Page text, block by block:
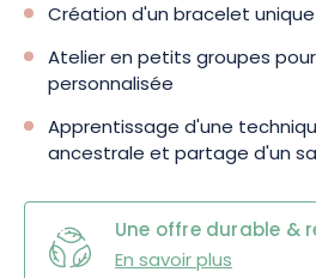
Création d'un bracelet
Atelier en petits groupes
personnalisée
Apprentissage d'une
ancestrale et partage d'un
Une offre durable &
En savoir plus